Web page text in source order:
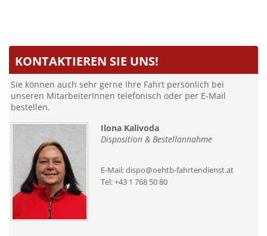
KONTAKTIEREN SIE UNS!
Sie können auch sehr gerne Ihre Fahrt persönlich bei
unseren MitarbeiterInnen telefonisch oder per E-Mail
bestellen.
Ilona Kalivoda
Disposition & Bestellannahme
E-Mail:dispo@oehtb-fahrtendienst.at
Tel:+43 1 768 50 80